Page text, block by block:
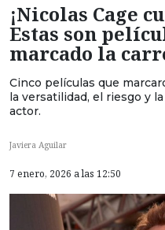
¡Nicolas Cage
Estas son
marcado la
Cinco películas que
la versatilidad, el riesgo y
actor.
Javiera Aguilar
7 enero, 2026 a las 12:50